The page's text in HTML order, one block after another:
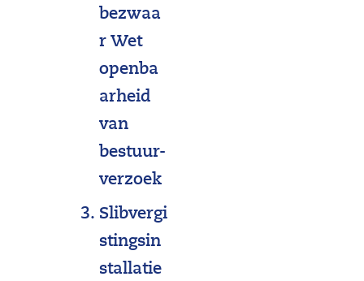
bezwaa
r Wet
openba
arheid
van
bestuur-
verzoek
Slibvergi
stingsin
stallatie